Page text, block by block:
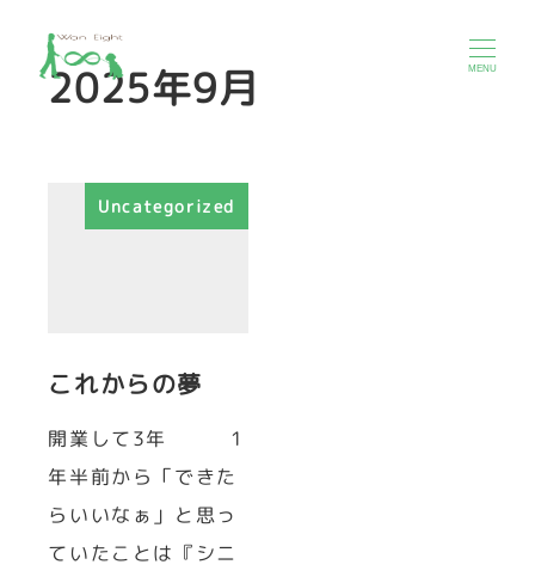
MENU
2025年9月
Uncategorized
これからの夢
開業して3年 1
年半前から「できた
らいいなぁ」と思っ
ていたことは『シニ